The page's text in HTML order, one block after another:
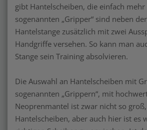
gibt Hantelscheiben, die einfach
sogenannten „Gripper“ sind neben
Hantelstange zusätzlich mit zwei
Handgriffe versehen. So kann man
Stange sein Training absolvieren.
Die Auswahl an Hantelscheiben mit
sogenannten „Grippern“, mit
Neoprenmantel ist zwar nicht so
Hantelscheiben, aber auch hier ist es